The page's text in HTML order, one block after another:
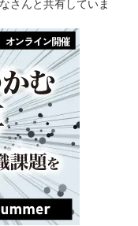
さんと共有していま